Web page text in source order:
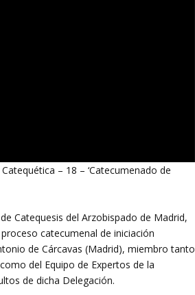
– 18 – ‘Catecumenado de
Catequesis del Arzobispado de Madrid,
catecumenal de iniciación
de Cárcavas (Madrid), miembro tanto
del Equipo de Expertos de la
de dicha Delegación.